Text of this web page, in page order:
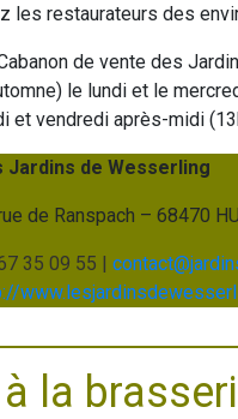
les restaurateurs des
de vente des
le lundi et le
et vendredi après-midi
Jardins de Wesserling
de Ranspach – 68470
35 09 55 |
la